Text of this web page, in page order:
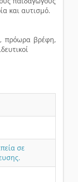
και αυτισμό.
πρόωρα βρέφη,
σε